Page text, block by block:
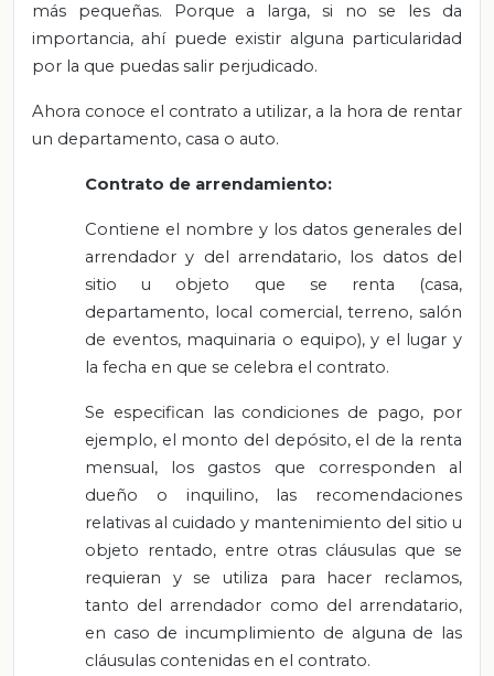
más pequeñas. Porque a larga, si no se les da
importancia, ahí puede existir alguna particularidad
por la que puedas salir perjudicado.
Ahora conoce el contrato a utilizar, a la hora de rentar
un departamento, casa o auto.
Contrato de arrendamiento:
Contiene el nombre y los datos generales del
arrendador y del arrendatario, los datos del
sitio u objeto que se renta (casa,
departamento, local comercial, terreno, salón
de eventos, maquinaria o equipo), y el lugar y
la fecha en que se celebra el contrato.
Se especifican las condiciones de pago, por
ejemplo, el monto del depósito, el de la renta
mensual, los gastos que corresponden al
dueño o inquilino, las recomendaciones
relativas al cuidado y mantenimiento del sitio u
objeto rentado, entre otras cláusulas que se
requieran y se utiliza para hacer reclamos,
tanto del arrendador como del arrendatario,
en caso de incumplimiento de alguna de las
cláusulas contenidas en el contrato.